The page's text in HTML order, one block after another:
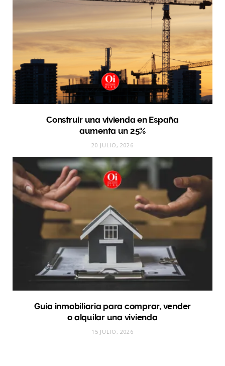
Construir una vivienda en España
aumenta un 25%
20 JULIO, 2026
Guía inmobiliaria para comprar, vender
o alquilar una vivienda
15 JULIO, 2026